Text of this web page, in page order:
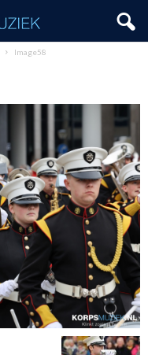
Image58